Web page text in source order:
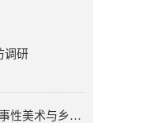
调研
乡村美育”研讨会